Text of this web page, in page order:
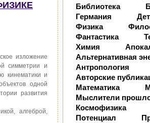
изложение
симметрии и
кинематики и
одной
развития
алгеброй,
Библиотека
Германия
Физика
Фантастика
Химия
Альтернативная
Антропология
Авторские
Математика
Мыслители
Космофизика
Потенциал